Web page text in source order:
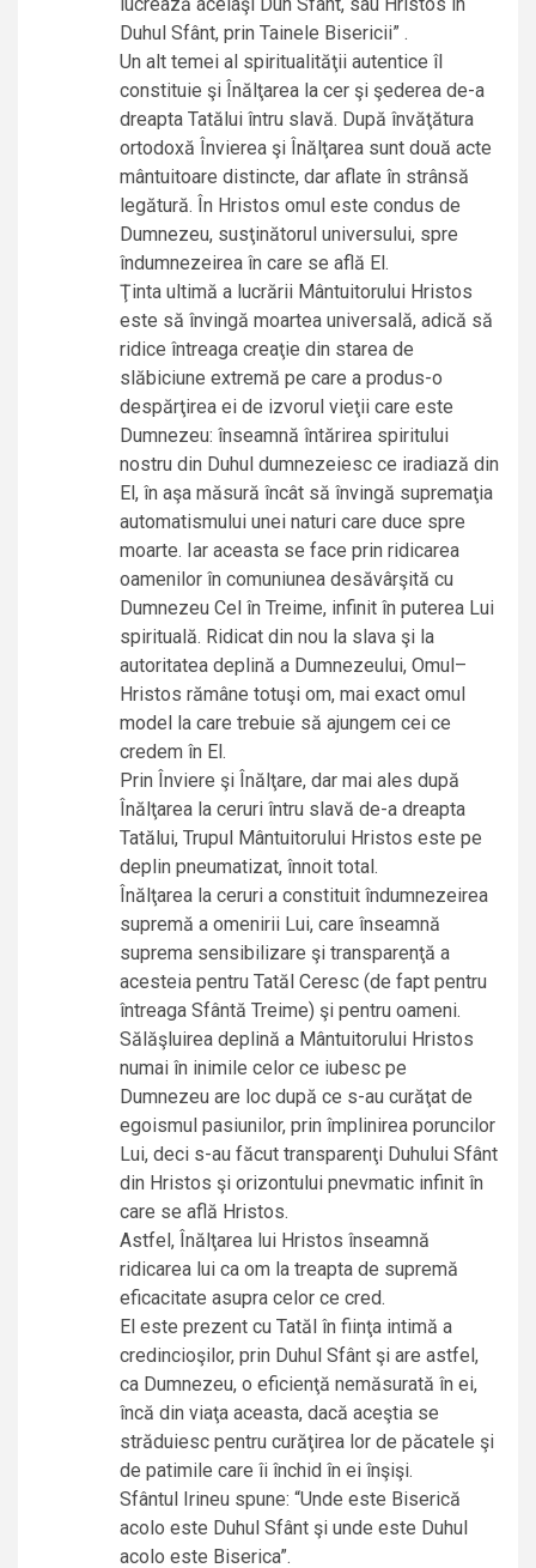
lucrează acelaşi Duh Sfânt, sau Hristos în
Duhul Sfânt, prin Tainele Bisericii” .
Un alt temei al spiritualităţii autentice îl
constituie şi Înălţarea la cer şi şederea de-a
dreapta Tatălui întru slavă. După învăţătura
ortodoxă Învierea şi Înălţarea sunt două acte
mântuitoare distincte, dar aflate în strânsă
legătură. În Hristos omul este condus de
Dumnezeu, susţinătorul universului, spre
îndumnezeirea în care se află El.
Ţinta ultimă a lucrării Mântuitorului Hristos
este să învingă moartea universală, adică să
ridice întreaga creaţie din starea de
slăbiciune extremă pe care a produs-o
despărţirea ei de izvorul vieţii care este
Dumnezeu: înseamnă întărirea spiritului
nostru din Duhul dumnezeiesc ce iradiază din
El, în aşa măsură încât să învingă supremaţia
automatismului unei naturi care duce spre
moarte. Iar aceasta se face prin ridicarea
oamenilor în comuniunea desăvârşită cu
Dumnezeu Cel în Treime, infinit în puterea Lui
spirituală. Ridicat din nou la slava şi la
autoritatea deplină a Dumnezeului, Omul–
Hristos rămâne totuşi om, mai exact omul
model la care trebuie să ajungem cei ce
credem în El.
Prin Înviere şi Înălţare, dar mai ales după
Înălţarea la ceruri întru slavă de-a dreapta
Tatălui, Trupul Mântuitorului Hristos este pe
deplin pneumatizat, înnoit total.
Înălţarea la ceruri a constituit îndumnezeirea
supremă a omenirii Lui, care înseamnă
suprema sensibilizare şi transparenţă a
acesteia pentru Tatăl Ceresc (de fapt pentru
întreaga Sfântă Treime) şi pentru oameni.
Sălăşluirea deplină a Mântuitorului Hristos
numai în inimile celor ce iubesc pe
Dumnezeu are loc după ce s-au curăţat de
egoismul pasiunilor, prin împlinirea poruncilor
Lui, deci s-au făcut transparenţi Duhului Sfânt
din Hristos şi orizontului pnevmatic infinit în
care se află Hristos.
Astfel, Înălţarea lui Hristos înseamnă
ridicarea lui ca om la treapta de supremă
eficacitate asupra celor ce cred.
El este prezent cu Tatăl în fiinţa intimă a
credincioşilor, prin Duhul Sfânt şi are astfel,
ca Dumnezeu, o eficienţă nemăsurată în ei,
încă din viaţa aceasta, dacă aceştia se
străduiesc pentru curăţirea lor de păcatele şi
de patimile care îi închid în ei înşişi.
Sfântul Irineu spune: “Unde este Biserică
acolo este Duhul Sfânt şi unde este Duhul
acolo este Biserica”.